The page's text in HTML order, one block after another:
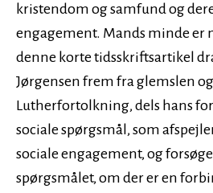
kristendom og samfund og
engagement. Mands minde er
denne korte tidsskriftsartikel
Jørgensen frem fra glemslen
Lutherfortolkning, dels hans
sociale spørgsmål, som
sociale engagement, og
spørgsmålet, om der er en